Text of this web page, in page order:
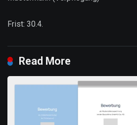
Frist: 30.4.
Read More